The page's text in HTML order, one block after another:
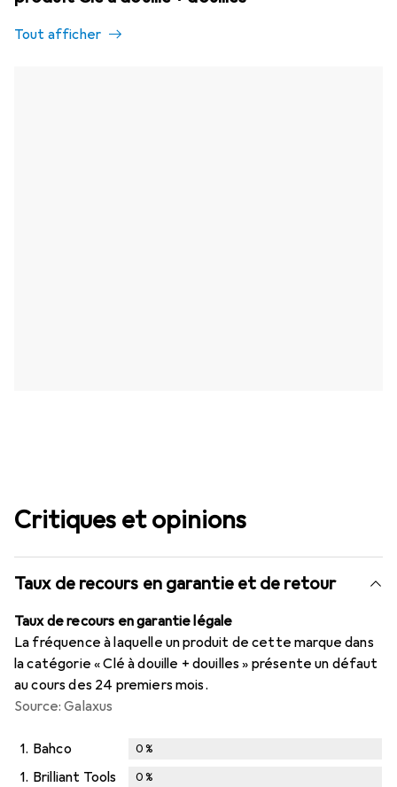
Tout afficher
Critiques et opinions
Taux de recours en garantie et de retour
Taux de recours en garantie légale
La fréquence à laquelle un produit de cette marque dans
la catégorie « Clé à douille + douilles » présente un défaut
au cours des 24 premiers mois.
Source: Galaxus
1. Bahco 0%
1. Brilliant Tools 0%